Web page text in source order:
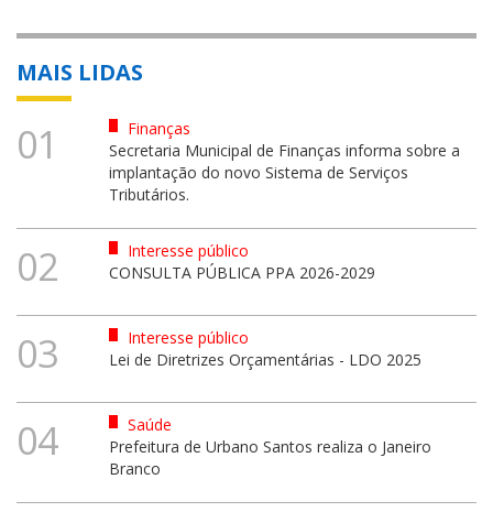
MAIS LIDAS
01
Finanças
Secretaria Municipal de Finanças informa sobre a
implantação do novo Sistema de Serviços
Tributários.
02
Interesse público
CONSULTA PÚBLICA PPA 2026-2029
03
Interesse público
Lei de Diretrizes Orçamentárias - LDO 2025
04
Saúde
Prefeitura de Urbano Santos realiza o Janeiro
Branco